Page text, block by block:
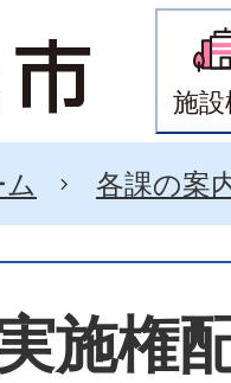
施
各課の案
施権